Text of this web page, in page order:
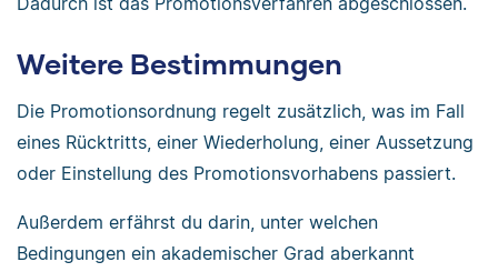
Weitere Bestimmungen
Die Promotionsordnung regelt zusätzlich, was im Fall
eines Rücktritts, einer Wiederholung, einer Aussetzung
oder Einstellung des Promotionsvorhabens passiert.
Außerdem erfährst du darin, unter welchen
Bedingungen ein akademischer Grad aberkannt